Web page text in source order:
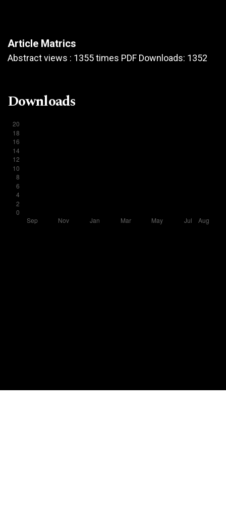
Article Matrics
Abstract views : 1355 times PDF Downloads: 1352
Downloads